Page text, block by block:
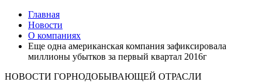
Главная
Новости
О компаниях
Еще одна американская компания зафиксировала
миллионы убытков за первый квартал 2016г
НОВОСТИ ГОРНОДОБЫВАЮЩЕЙ ОТРАСЛИ